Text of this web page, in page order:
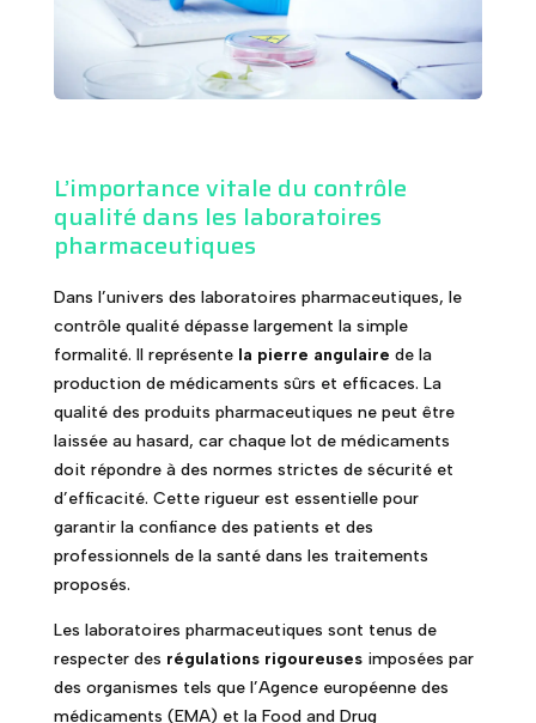
L’importance vitale du contrôle
qualité dans les laboratoires
pharmaceutiques
Dans l’univers des laboratoires pharmaceutiques, le
contrôle qualité dépasse largement la simple
formalité. Il représente la pierre angulaire de la
production de médicaments sûrs et efficaces. La
qualité des produits pharmaceutiques ne peut être
laissée au hasard, car chaque lot de médicaments
doit répondre à des normes strictes de sécurité et
d’efficacité. Cette rigueur est essentielle pour
garantir la confiance des patients et des
professionnels de la santé dans les traitements
proposés.
Les laboratoires pharmaceutiques sont tenus de
respecter des régulations rigoureusesimposées par
des organismes tels que l’Agence européenne des
médicaments (EMA) et la Food and Drug